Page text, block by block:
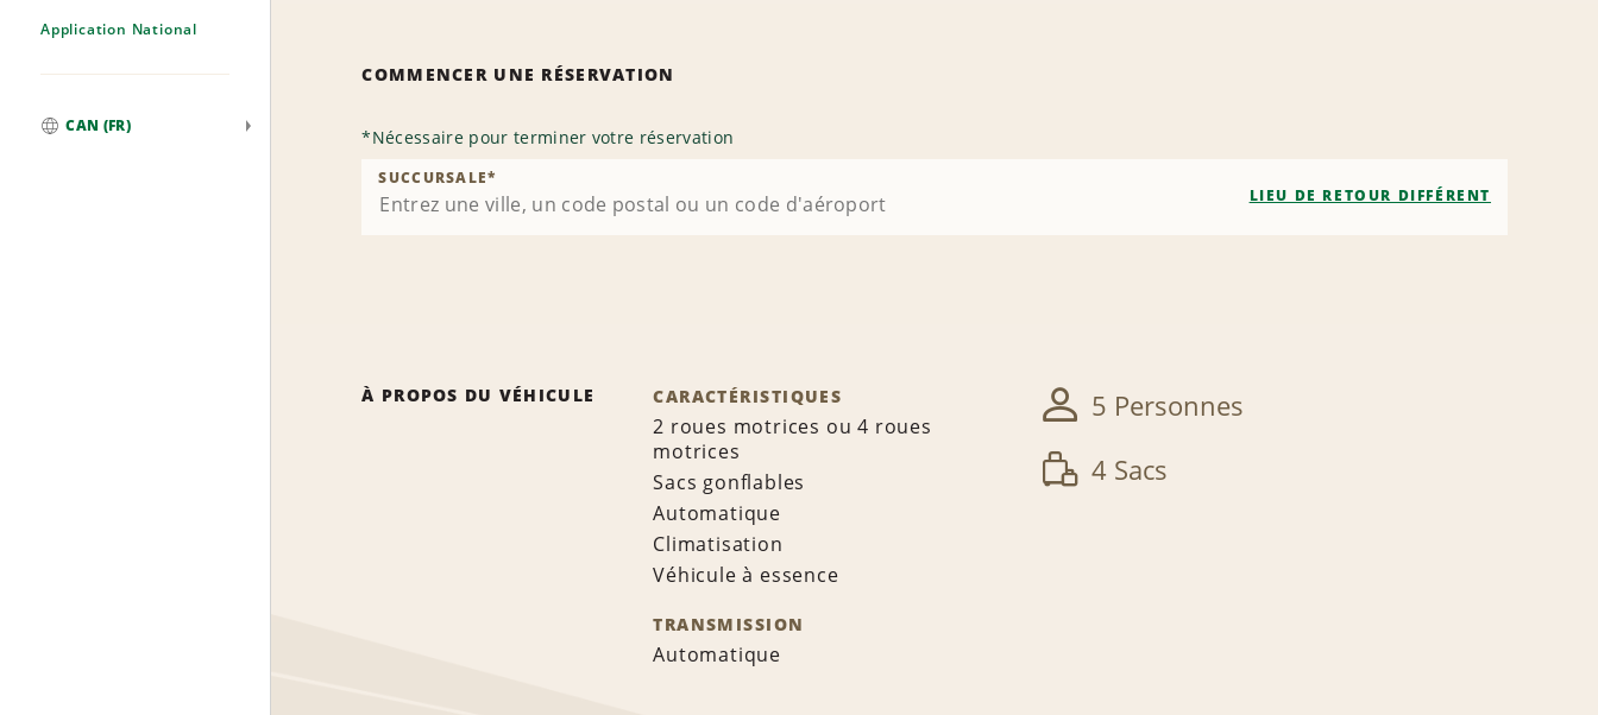
Application National
CAN (FR)
COMMENCER UNE RÉSERVATION
*Nécessaire pour terminer votre réservation
SUCCURSALE*
LIEU DE RETOUR DIFFÉRENT
À PROPOS DU VÉHICULE CARACTÉRISTIQUES
2 roues motrices ou 4 roues
motrices
Sacs gonflables
Automatique
Climatisation
Véhicule à essence
TRANSMISSION
Automatique
5 Personnes
4 Sacs